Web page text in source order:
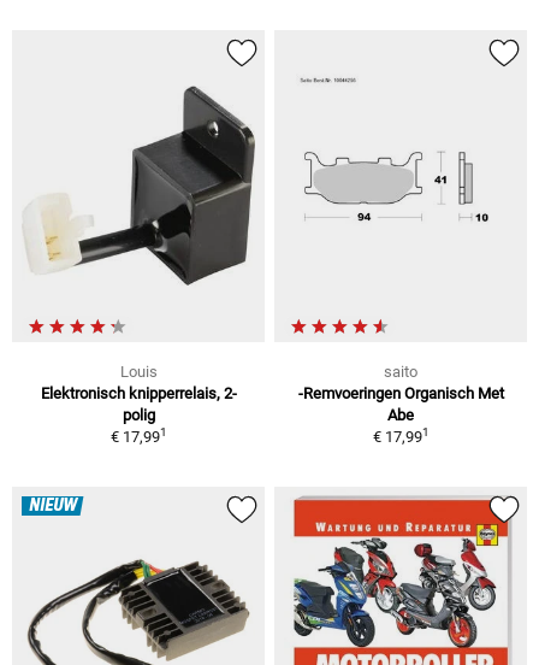
Louis
Elektronisch knipperrelais, 2-
polig
€ 17,991
saito
-Remvoeringen Organisch Met
Abe
€ 17,991
NIEUW